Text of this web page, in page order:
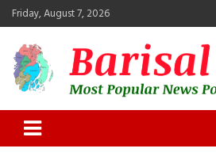
Skip
to
content
Friday, August 7, 2026
Barisal Today
The Most Popular News Portal in Barisal